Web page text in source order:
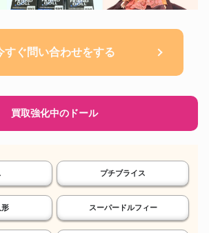
すぐ問い合わせをする
買取強化中のドール
プチブライス
形 スーパードルフィー